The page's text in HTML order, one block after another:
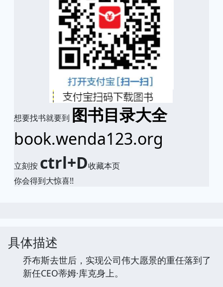
想要找书就要到 图书目录大全
book.wenda123.org
立刻按 ctrl+D收藏本页
你会得到大惊喜!!
具体描述
乔布斯去世后，实现公司伟大愿景的重任落到了
新任CEO蒂姆·库克身上。